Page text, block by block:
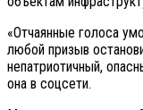
«Отчаянные голоса
любой призыв
непатриотичный,
она в соцсети.